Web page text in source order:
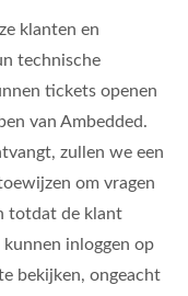
klanten en
technische
tickets openen
van Ambedded.
zullen we een
om vragen
totdat de klant
inloggen op
bekijken, ongeacht